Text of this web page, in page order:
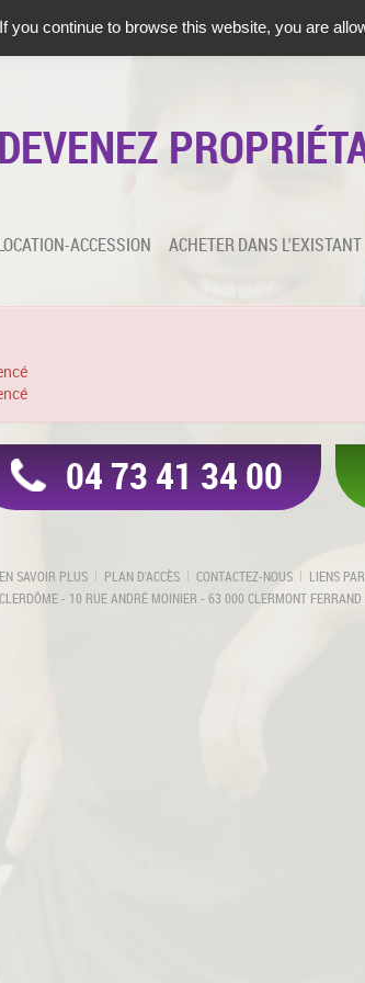
VOUS DEMANDE D'INFORMATION NOUS
DEVENEZ
ACCESSION ACHETER DANS L'EXISTANT
04 73 41 34 00
EN SAVOIR PLUS PLAN D'ACCÈS CONTACTEZ-NOUS LIENS
CLERDÔME - 10 RUE ANDRÉ MOINIER - 63 000 CLERMONT
If you continue to browse this website, you are